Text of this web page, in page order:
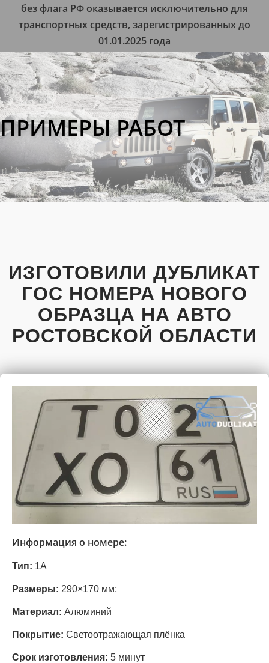
без флага РФ оказывается исключительно для
транспортных средств, зарегистрированных до
01.01.2025 года
ПРИМЕРЫ РАБОТ
ИЗГОТОВИЛИ ДУБЛИКАТ
ГОС НОМЕРА НОВОГО
ОБРАЗЦА НА АВТО
РОСТОВСКОЙ ОБЛАСТИ
Информация о номере:
Тип: 1А
Размеры: 290×170 мм;
Материал: Алюминий
Покрытие: Светоотражающая плёнка
Срок изготовления: 5 минут